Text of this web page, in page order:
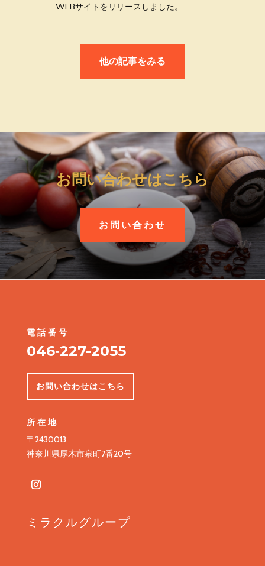
WEBサイトをリリースしました。
他の記事をみる
お問い合わせはこちら
お問い合わせ
電話番号
046‐227-2055
お問い合わせはこちら
所在地
〒2430013
神奈川県厚木市泉町7番20号
ミラクルグループ